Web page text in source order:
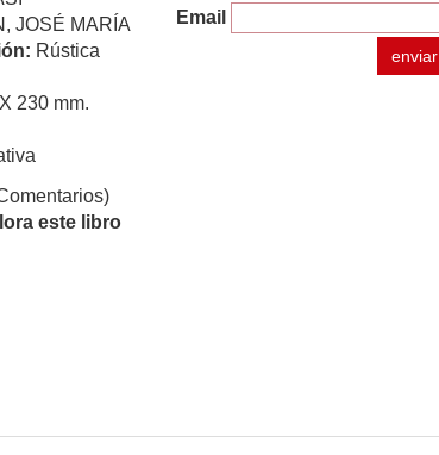
JOSÉ MARÍA
Rústica
230 mm.
este libro
Email
enviar